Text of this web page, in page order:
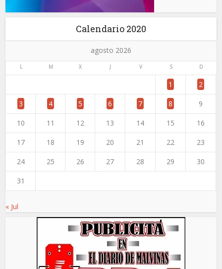
Calendario 2020
agosto 2026
L M X J V S D
1 2
3 4 5 6 7 8 9
10 11 12 13 14 15 16
17 18 19 20 21 22 23
24 25 26 27 28 29 30
31
« Jul